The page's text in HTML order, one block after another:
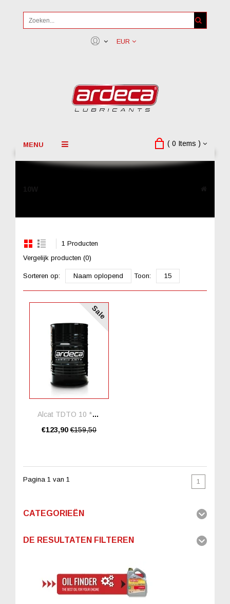
EUR
MENU ( 0 Items )
1 Producten
Vergelijk producten (0)
Sorteren op: Naam oplopend Toon: 15
Sale
Alcat TDTO 10 *20 Liter
€123,90€159,50
Pagina 1 van 1 1
CATEGORIEËN
DE RESULTATEN FILTEREN